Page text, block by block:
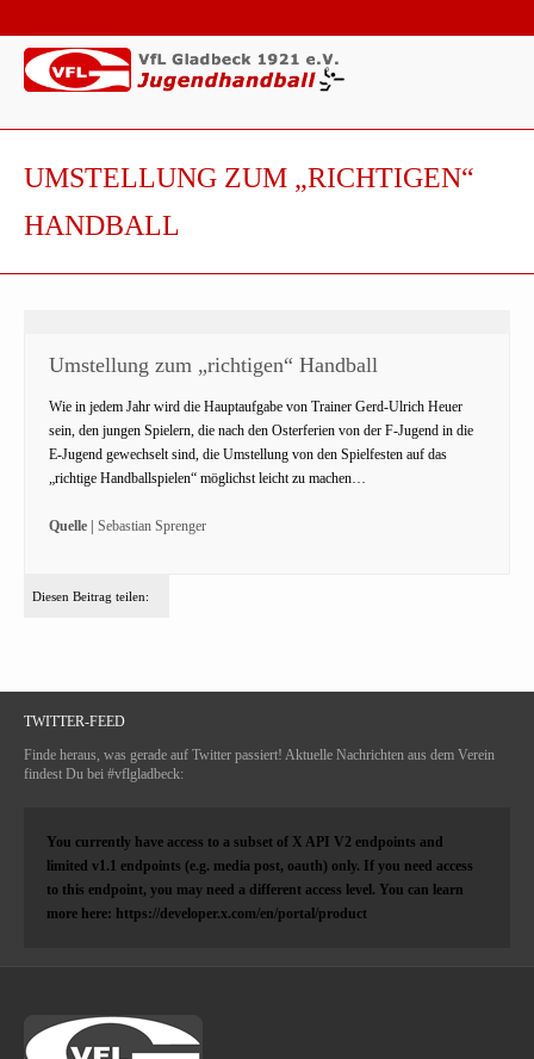
UMSTELLUNG ZUM „RICHTIGEN“
HANDBALL
Umstellung zum „richtigen“ Handball
Wie in jedem Jahr wird die Hauptaufgabe von Trainer Gerd-Ulrich Heuer
sein, den jungen Spielern, die nach den Osterferien von der F-Jugend in die
E-Jugend gewechselt sind, die Umstellung von den Spielfesten auf das
„richtige Handballspielen“ möglichst leicht zu machen…
Quelle | Sebastian Sprenger
Diesen Beitrag teilen:
TWITTER-FEED
Finde heraus, was gerade auf Twitter passiert! Aktuelle Nachrichten aus dem Verein
findest Du bei #vflgladbeck:
You currently have access to a subset of X API V2 endpoints and
limited v1.1 endpoints (e.g. media post, oauth) only. If you need access
to this endpoint, you may need a different access level. You can learn
more here: https://developer.x.com/en/portal/product